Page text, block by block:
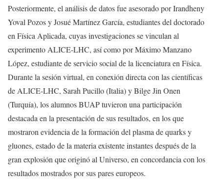
Posteriormente, el análisis de datos fue asesorado por Irandheny
Yoval Pozos y Josué Martínez García, estudiantes del doctorado
en Física Aplicada, cuyas investigaciones se vinculan al
experimento ALICE-LHC, así como por Máximo Manzano
López, estudiante de servicio social de la licenciatura en Física.
Durante la sesión virtual, en conexión directa con las científicas
de ALICE-LHC, Sarah Pucillo (Italia) y Bilge Jin Onen
(Turquía), los alumnos BUAP tuvieron una participación
destacada en la presentación de sus resultados, en los que
mostraron evidencia de la formación del plasma de quarks y
gluones, estado de la materia existente instantes después de la
gran explosión que originó al Universo, en concordancia con los
resultados mostrados por sus pares europeos.